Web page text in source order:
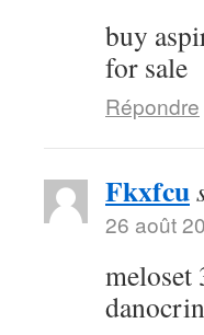
buy
for sale
Répondre
Fkxfcu
26 août
meloset